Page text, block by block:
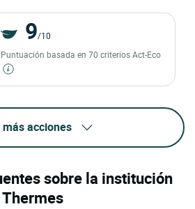
9/10
Puntuación basada en 70 criterios Act-Eco
más acciones
sobre la institución